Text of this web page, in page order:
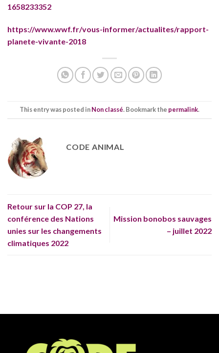
1658233352
https://www.wwf.fr/vous-informer/actualites/rapport-
planete-vivante-2018
This entry was posted inNon classé. Bookmark the permalink.
CODE ANIMAL
Retour sur la COP 27, la
conférence des Nations
unies sur les changements
climatiques 2022
Mission bonobos sauvages
– juillet 2022